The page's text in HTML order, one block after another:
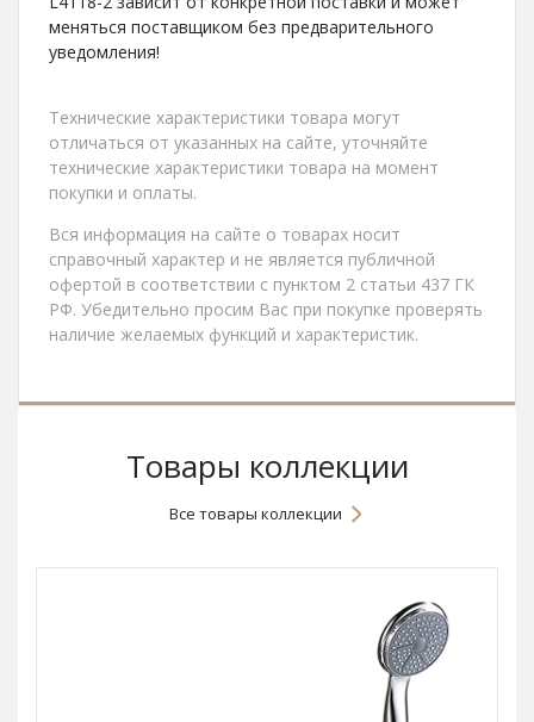
меняться поставщиком без предварительного
уведомления!
Технические характеристики товара могут
отличаться от указанных на сайте, уточняйте
технические характеристики товара на момент
покупки и оплаты.
Вся информация на сайте о товарах носит
справочный характер и не является публичной
офертой в соответствии с пунктом 2 статьи 437 ГК
РФ. Убедительно просим Вас при покупке проверять
наличие желаемых функций и характеристик.
Товары коллекции
Все товары коллекции